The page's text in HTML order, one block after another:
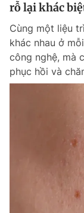
Chuyên mục khác
Chào ngày
Tin thị trường
Đổi mật
Tin đã lưu
Tin đã xem
rỗ lại khác
Cùng một liệu
khác nhau ở
công nghệ, mà
phục hồi và